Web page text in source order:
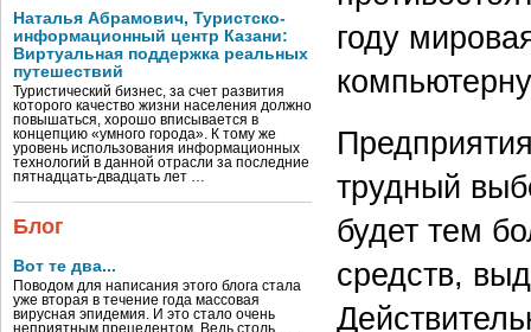
Наталья Абрамович, Туристско-
информационный центр Казани:
Виртуальная поддержка реальных
путешествий
Туристический бизнес, за счет развития
которого качество жизни населения должно
повышаться, хорошо вписывается в
концепцию «умного города». К тому же
уровень использования информационных
технологий в данной отрасли за последние
пятнадцать-двадцать лет …
Блог
Вот те два...
Поводом для написания этого блога стала
уже вторая в течение года массовая
вирусная эпидемия. И это стало очень
неприятным прецедентом. Ведь столь
году
трудный
будет тем
средств,